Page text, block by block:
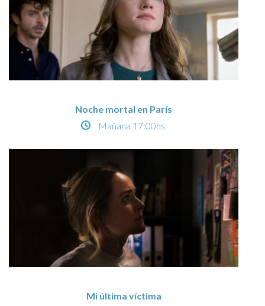
Noche mortal en París
Mañana 17:00hs.
Mi última víctima